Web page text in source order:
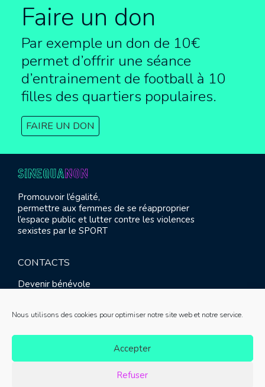
Nous utilisons des cookies pour optimiser notre site web et notre service.
Accepter
Refuser
Faire un don
Par exemple un don de 10€
permet d’offrir une séance
d’entrainement de football à 10
filles des quartiers populaires.
FAIRE UN DON
Promouvoir l’égalité,
permettre aux femmes de se réapproprier
l’espace public et lutter contre les violences
sexistes par le SPORT
CONTACTS
Devenir bénévole
Contact